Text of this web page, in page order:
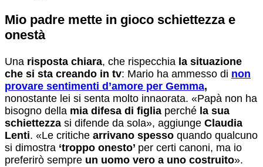
Mio padre mette in gioco schiettezza e
onestà
Una risposta chiara, che rispecchia la situazione
che si sta creando in tv: Mario ha ammesso di non
provare sentimenti d’amore per Gemma,
nonostante lei si senta molto innaorata. «Papà non ha
bisogno della mia difesa di figlia perché la sua
schiettezza si difende da sola», aggiunge Claudia
Lenti. «Le critiche arrivano spesso quando qualcuno
si dimostra ‘troppo onesto’ per certi canoni, ma io
preferirò sempre un uomo vero a uno costruito».